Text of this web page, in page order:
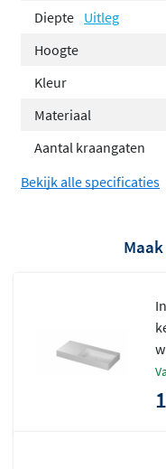
Hoog
porselein
Verkrijgbaar in
kleur van de
Voorzien van
Leverbaar met of
INK onderkasten
Bij 100 en 120
aflegvlak
Exclusief
Hoogwaardig
Diepte Uitleg
Hoogte
Kleur
Materiaal
Aantal kraangaten
Bekijk alle specificaties